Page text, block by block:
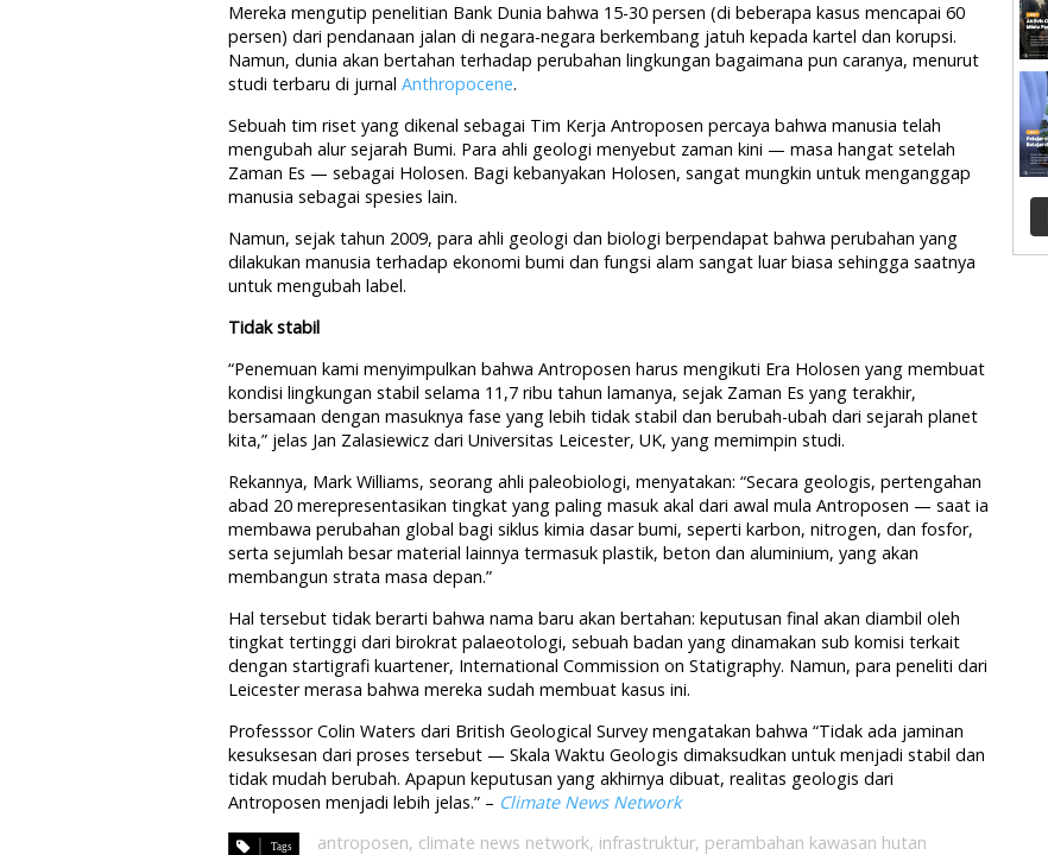
Mereka mengutip penelitian Bank Dunia bahwa 15-30 persen (di beberapa kasus mencapai 60
persen) dari pendanaan jalan di negara-negara berkembang jatuh kepada kartel dan korupsi.
Namun, dunia akan bertahan terhadap perubahan lingkungan bagaimana pun caranya, menurut
studi terbaru di jurnal Anthropocene.
Sebuah tim riset yang dikenal sebagai Tim Kerja Antroposen percaya bahwa manusia telah
mengubah alur sejarah Bumi. Para ahli geologi menyebut zaman kini — masa hangat setelah
Zaman Es — sebagai Holosen. Bagi kebanyakan Holosen, sangat mungkin untuk menganggap
manusia sebagai spesies lain.
Namun, sejak tahun 2009, para ahli geologi dan biologi berpendapat bahwa perubahan yang
dilakukan manusia terhadap ekonomi bumi dan fungsi alam sangat luar biasa sehingga saatnya
untuk mengubah label.
Tidak stabil
“Penemuan kami menyimpulkan bahwa Antroposen harus mengikuti Era Holosen yang membuat
kondisi lingkungan stabil selama 11,7 ribu tahun lamanya, sejak Zaman Es yang terakhir,
bersamaan dengan masuknya fase yang lebih tidak stabil dan berubah-ubah dari sejarah planet
kita,” jelas Jan Zalasiewicz dari Universitas Leicester, UK, yang memimpin studi.
Rekannya, Mark Williams, seorang ahli paleobiologi, menyatakan: “Secara geologis, pertengahan
abad 20 merepresentasikan tingkat yang paling masuk akal dari awal mula Antroposen — saat ia
membawa perubahan global bagi siklus kimia dasar bumi, seperti karbon, nitrogen, dan fosfor,
serta sejumlah besar material lainnya termasuk plastik, beton dan aluminium, yang akan
membangun strata masa depan.”
Hal tersebut tidak berarti bahwa nama baru akan bertahan: keputusan final akan diambil oleh
tingkat tertinggi dari birokrat palaeotologi, sebuah badan yang dinamakan sub komisi terkait
dengan startigrafi kuartener, International Commission on Statigraphy. Namun, para peneliti dari
Leicester merasa bahwa mereka sudah membuat kasus ini.
Professsor Colin Waters dari British Geological Survey mengatakan bahwa “Tidak ada jaminan
kesuksesan dari proses tersebut — Skala Waktu Geologis dimaksudkan untuk menjadi stabil dan
tidak mudah berubah. Apapun keputusan yang akhirnya dibuat, realitas geologis dari
Antroposen menjadi lebih jelas.” – Climate News Network
antroposen, climate news network, infrastruktur, perambahan kawasan hutan